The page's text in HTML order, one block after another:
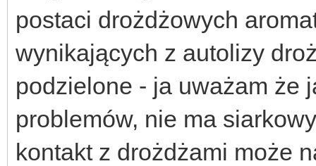
postaci drożdżowych
wynikających z autolizy
podzielone - ja uważam że
problemów, nie ma
kontakt z drożdżami może